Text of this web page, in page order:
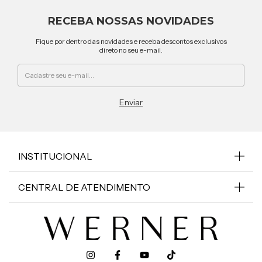
RECEBA NOSSAS NOVIDADES
Fique por dentro das novidades e receba descontos exclusivos
direto no seu e-mail.
INSTITUCIONAL
CENTRAL DE ATENDIMENTO